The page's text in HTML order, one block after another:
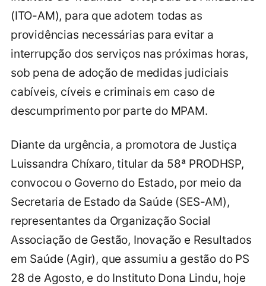
(ITO-AM), para que adotem todas as
providências necessárias para evitar a
interrupção dos serviços nas próximas horas,
sob pena de adoção de medidas judiciais
cabíveis, cíveis e criminais em caso de
descumprimento por parte do MPAM.
Diante da urgência, a promotora de Justiça
Luissandra Chíxaro, titular da 58ª PRODHSP,
convocou o Governo do Estado, por meio da
Secretaria de Estado da Saúde (SES-AM),
representantes da Organização Social
Associação de Gestão, Inovação e Resultados
em Saúde (Agir), que assumiu a gestão do PS
28 de Agosto, e do Instituto Dona Lindu, hoje